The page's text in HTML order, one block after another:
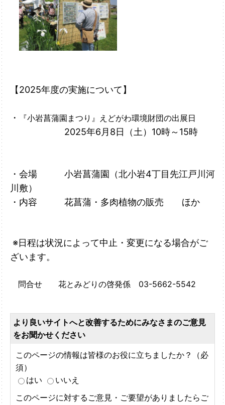
【2025年度の実施について】
・ 『小岩菖蒲園まつり』えどがわ環境財団の出展日
2025年6月8日（土）10時～15時
・会場 小岩菖蒲園（北小岩4丁目先江戸川河
川敷）
・内容 花菖蒲・多肉植物の販売 ほか
※日程は状況によって中止・変更になる場合がご
ざいます。
問合せ 花とみどりの啓発係 03-5662-5542
より良いサイトへと改善するためにみなさまのご意見
をお聞かせください
このページの情報は皆様のお役に立ちましたか？（必
須）
はい
いいえ
このページに対するご意見・ご要望がありましたらご